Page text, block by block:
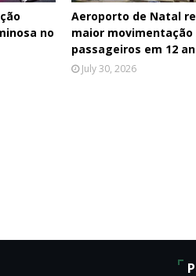
no
Aeroporto de Natal
maior movimentação
passageiros em 12
July 30, 2026